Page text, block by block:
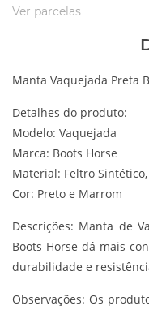
Ver parcelas
Manta Vaquejada Preta
Detalhes do produto:
Modelo: Vaquejada
Marca: Boots Horse
Material: Feltro
Cor: Preto e Marrom
Descrições: Manta de
Boots Horse dá mais
durabilidade e
Observações: Os